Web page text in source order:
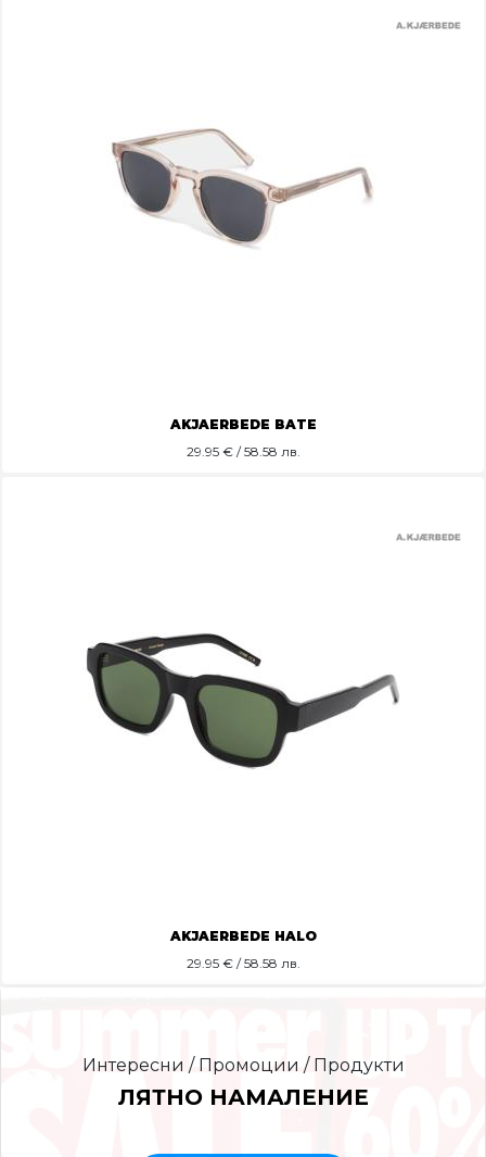
AKJAERBEDE BATE
29.95€ / 58.58 лв.
AKJAERBEDE HALO
29.95€ / 58.58 лв.
Интересни / Промоции / Продукти
ЛЯТНО НАМАЛЕНИЕ